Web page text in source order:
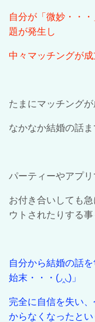
自分が「微妙・・
題が発生し
中々マッチングが
たまにマッチングが
なかなか結婚の話
パーティーやアプ
お付き合いしても
ウトされたりする事
自分から結婚の話
始末・・・ (◞‸◟) 」
完全に自信を失い
からなくなったと